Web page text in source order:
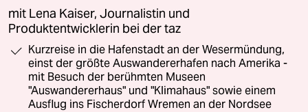
mit Lena Kaiser, Journalistin und
Produktentwicklerin bei der taz
Kurzreise in die Hafenstadt an der Wesermündung,
einst der größte Auswandererhafen nach Amerika -
mit Besuch der berühmten Museen
"Auswandererhaus" und "Klimahaus" sowie einem
Ausflug ins Fischerdorf Wremen an der Nordsee